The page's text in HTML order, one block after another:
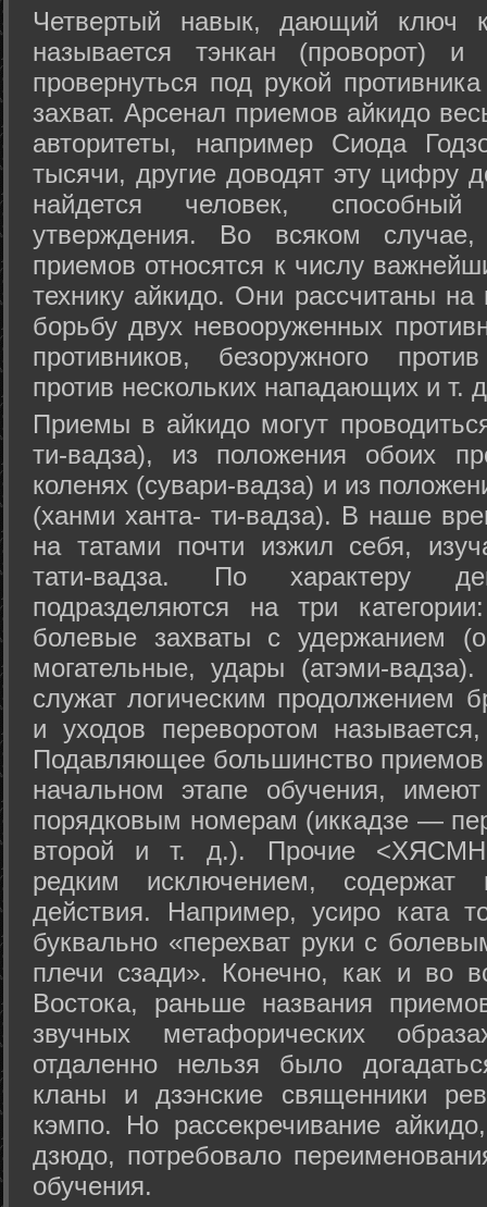
Четвертый навык, дающий ключ
называется тэнкан (проворот)
провернуться под рукой
захват. Арсенал приемов айкидо
авторитеты, например Сиода
тысячи, другие доводят эту цифру
найдется человек,
утверждения. Во всяком
приемов относятся к числу
технику айкидо. Они рассчитаны
борьбу двух невооруженных
противников, безоружного
против нескольких нападающих и т.
Приемы в айкидо могут
ти-вадза), из положения обоих
коленях (сувари-вадза) и из
(ханми ханта- ти-вадза). В наше
на татами почти изжил себя,
тати-вадза. По характеру
подразделяются на три
болевые захваты с удержанием
могательные, удары (атэми-
служат логическим продолжением
и уходов переворотом
Подавляющее большинство
начальном этапе обучения,
порядковым номерам (иккадзе —
второй и т. д.). Прочие
редким исключением, содержат
действия. Например, усиро ката
буквально «перехват руки с
плечи сзади». Конечно, как и во
Востока, раньше названия
звучных метафорических
отдаленно нельзя было
кланы и дзэнские священники
кэмпо. Но рассекречивание
дзюдо, потребовало
обучения.